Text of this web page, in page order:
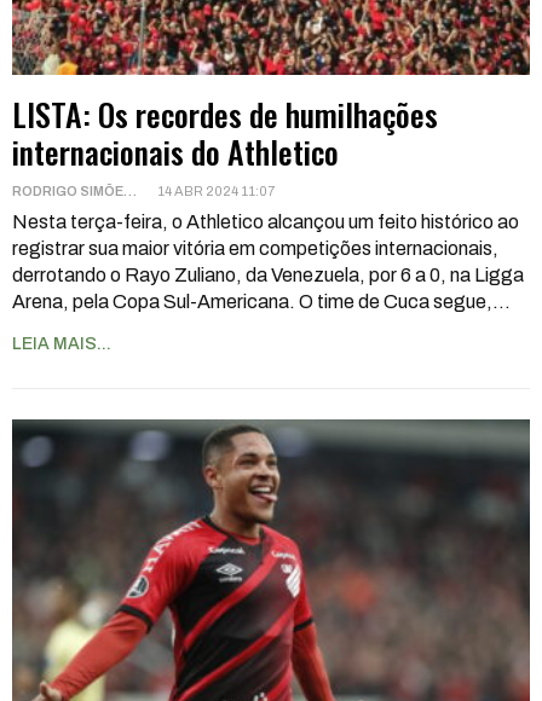
LISTA: Os recordes de humilhações
internacionais do Athletico
14 ABR 2024 11:07
Nesta terça-feira, o Athletico alcançou um feito histórico ao
registrar sua maior vitória em competições internacionais,
derrotando o Rayo Zuliano, da Venezuela, por 6 a 0, na Ligga
Arena, pela Copa Sul-Americana. O time de Cuca segue, …
LEIA MAIS...